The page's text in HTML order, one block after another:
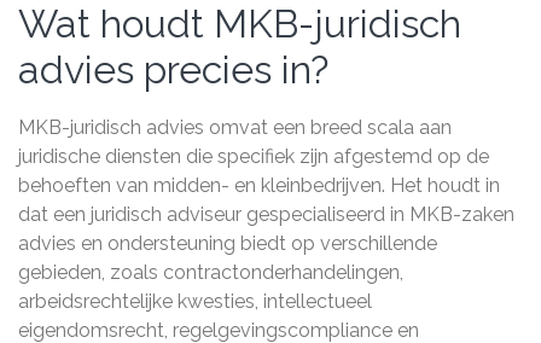
Wat houdt MKB-juridisch
advies precies in?
MKB-juridisch advies omvat een breed scala aan
juridische diensten die specifiek zijn afgestemd op de
behoeften van midden- en kleinbedrijven. Het houdt in
dat een juridisch adviseur gespecialiseerd in MKB-zaken
advies en ondersteuning biedt op verschillende
gebieden, zoals contractonderhandelingen,
arbeidsrechtelijke kwesties, intellectueel
eigendomsrecht, regelgevingscompliance en